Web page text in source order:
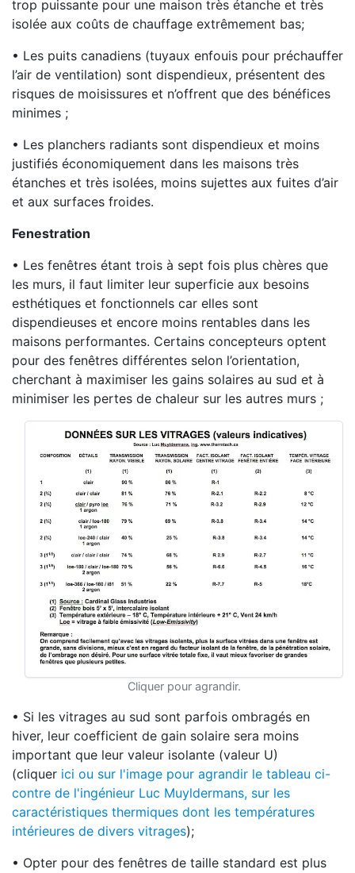
trop puissante pour une maison très étanche et très
isolée aux coûts de chauffage extrêmement bas;
• Les puits canadiens (tuyaux enfouis pour préchauffer
l’air de ventilation) sont dispendieux, présentent des
risques de moisissures et n’offrent que des bénéfices
minimes ;
• Les planchers radiants sont dispendieux et moins
justifiés économiquement dans les maisons très
étanches et très isolées, moins sujettes aux fuites d’air
et aux surfaces froides.
Fenestration
• Les fenêtres étant trois à sept fois plus chères que
les murs, il faut limiter leur superficie aux besoins
esthétiques et fonctionnels car elles sont
dispendieuses et encore moins rentables dans les
maisons performantes. Certains concepteurs optent
pour des fenêtres différentes selon l’orientation,
cherchant à maximiser les gains solaires au sud et à
minimiser les pertes de chaleur sur les autres murs ;
Cliquer pour agrandir.
• Si les vitrages au sud sont parfois ombragés en
hiver, leur coefficient de gain solaire sera moins
important que leur valeur isolante (valeur U)
(cliquer ici ou sur l'image pour agrandir le tableau ci-
contre de l'ingénieur Luc Muyldermans, sur les
caractéristiques thermiques dont les températures
intérieures de divers vitrages);
• Opter pour des fenêtres de taille standard est plus